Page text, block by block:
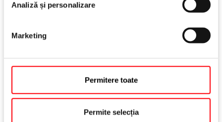
Analiză și personalizare
Marketing
Permitere toate
Permite selecția
Acces la standardele fabricii Roto
Descărcați documentație suplimentară, cum ar fi
fezabilității, fișa tehnică a instrumentului și multe
altele.